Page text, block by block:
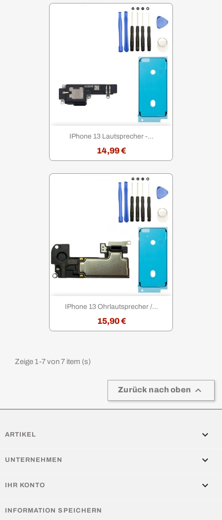
IPhone 13 Lautsprecher -...
14,99 €
IPhone 13 Ohrlautsprecher /...
15,90 €
Zeige 1-7 von 7 item (s)
Zurück nach oben 
ARTIKEL 
UNTERNEHMEN 
IHR KONTO 
INFORMATION SPEICHERN